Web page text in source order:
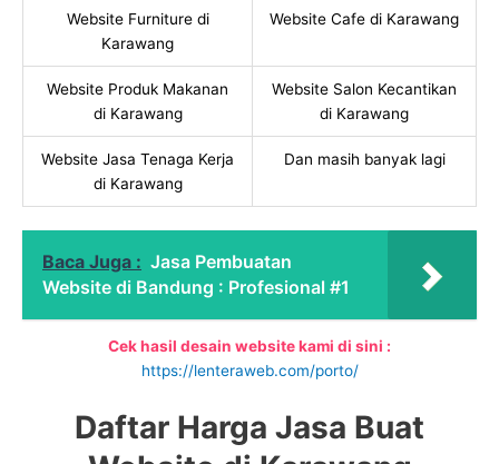
Website Furniture di
Karawang
Website Cafe di Karawang
Website Produk Makanan
di Karawang
Website Salon Kecantikan
di Karawang
Website Jasa Tenaga Kerja
di Karawang
Dan masih banyak lagi
Baca Juga : Jasa Pembuatan
Website di Bandung : Profesional #1
Cek hasil desain website kami di sini :
https://lenteraweb.com/porto/
Daftar Harga Jasa Buat